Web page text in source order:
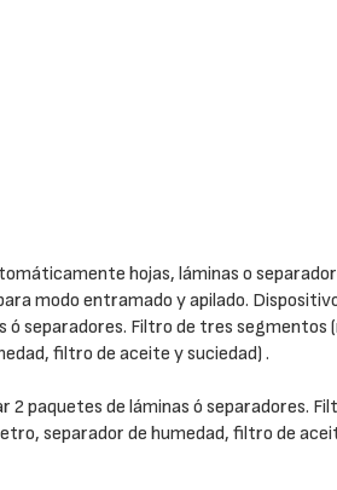
hojas, láminas o
modo entramado y apilado.
ó separadores. Filtro de tres segmentos
filtro de aceite y suciedad) .
2 paquetes de láminas ó separadores.
separador de humedad, filtro de